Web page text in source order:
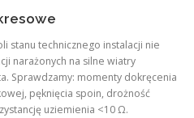
stanu technicznego instalacji nie
narażonych na silne wiatry
Sprawdzamy: momenty dokręcenia
pęknięcia spoin, drożność
uziemienia <10 Ω.